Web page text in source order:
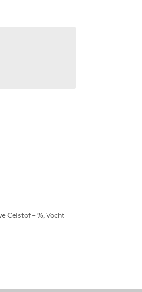
Celstof – %, Vocht